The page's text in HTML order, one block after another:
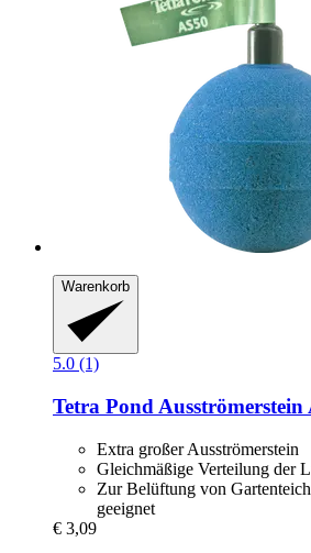
Warenkorb
5.0 (1)
Tetra Pond Ausströmerstein
Extra großer Ausströmerstein
Gleichmäßige Verteilung der
Zur Belüftung von
geeignet
€ 3,09